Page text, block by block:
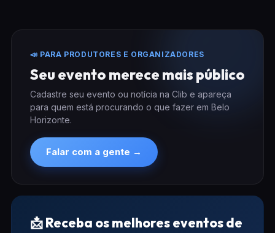
📣 PARA PRODUTORES E ORGANIZADORES
Seu evento merece mais público
Cadastre seu evento ou notícia na Clib e apareça
para quem está procurando o que fazer em Belo
Horizonte.
Falar com a gente →
📩 Receba os melhores eventos de